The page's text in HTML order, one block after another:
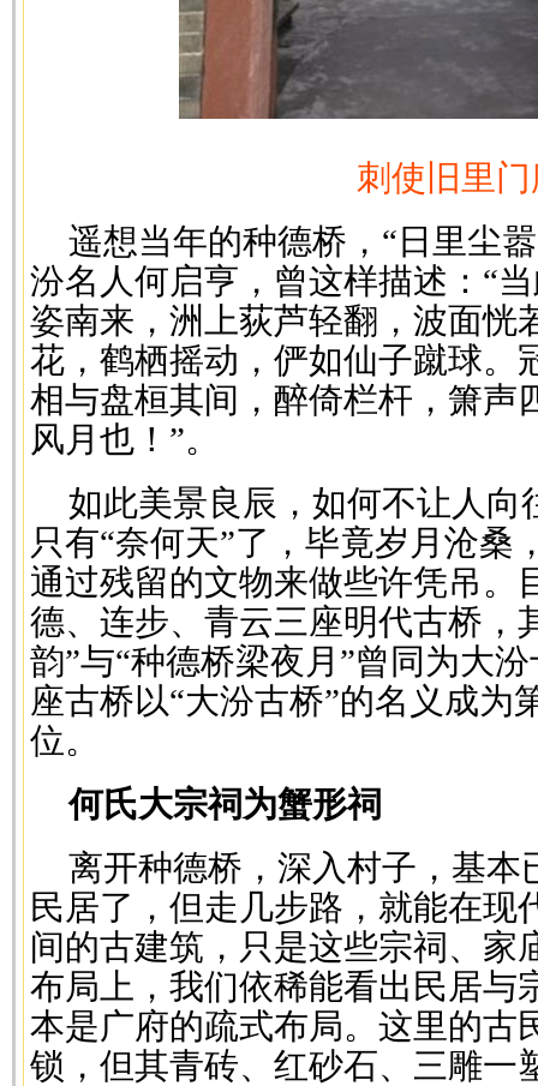
刺使旧里
遥想当年的种德桥，“日里尘
汾名人何启亨，曾这样描述：“
姿南来，洲上荻芦轻翻，波面恍
花，鹤栖摇动，俨如仙子蹴球。
相与盘桓其间，醉倚栏杆，箫声
风月也！”。
如此美景良辰，如何不让人向
只有“奈何天”了，毕竟岁月沧桑
通过残留的文物来做些许凭吊。
德、连步、青云三座明代古桥，
韵”与“种德桥梁夜月”曾同为大
座古桥以“大汾古桥”的名义成为
位。
何氏大宗祠为蟹形祠
离开种德桥，深入村子，基本
民居了，但走几步路，就能在现
间的古建筑，只是这些宗祠、家
布局上，我们依稀能看出民居与
本是广府的疏式布局。这里的古
锁，但其青砖、红砂石、三雕一